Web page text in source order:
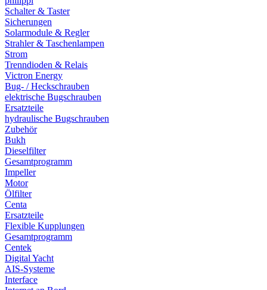
Schalter & Taster
Sicherungen
Solarmodule & Regler
Strahler & Taschenlampen
Strom
Trenndioden & Relais
Victron Energy
Bug- / Heckschrauben
elektrische Bugschrauben
Ersatzteile
hydraulische Bugschrauben
Zubehör
Bukh
Dieselfilter
Gesamtprogramm
Impeller
Motor
Ölfilter
Centa
Ersatzteile
Flexible Kupplungen
Gesamtprogramm
Centek
Digital Yacht
AIS-Systeme
Interface